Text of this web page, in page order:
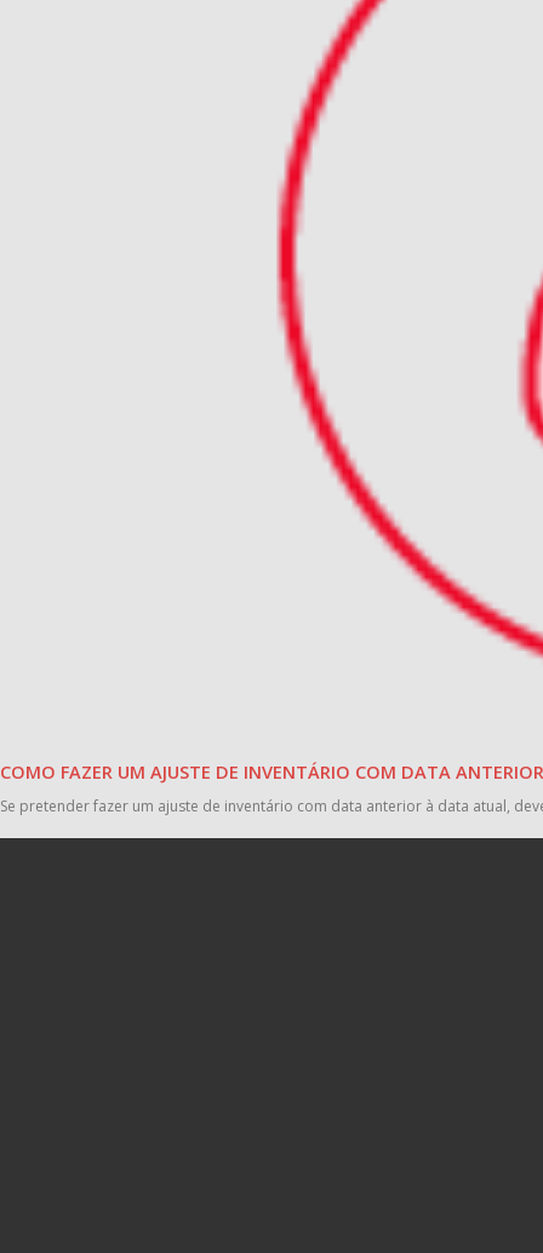
COMO FAZER UM AJUSTE DE INVENTÁRIO COM DATA
Se pretender fazer um ajuste de inventário com data anterior à data atual,